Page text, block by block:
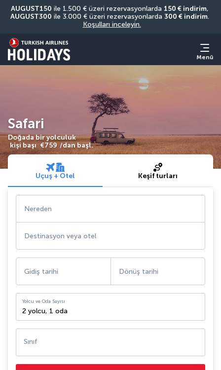
AUGUST150 ile 1.500 € üzeri rezervasyonlarda 150 € indirim
AUGUST300 ile 3.000 € üzeri rezervasyonlarda 300 € indirim
Koşulları inceleyin.
Menü
Safari
Doğada bir yolculuk
kişi başı €759 /dan başl.
Uçuş + Otel Keşif turları
Nereden
Destinasyon veya otel
Gidiş tarihi Dönüş tarihi
Yolcu ve Oda Sayısı
2 yolcu, 1 oda
Sınıf